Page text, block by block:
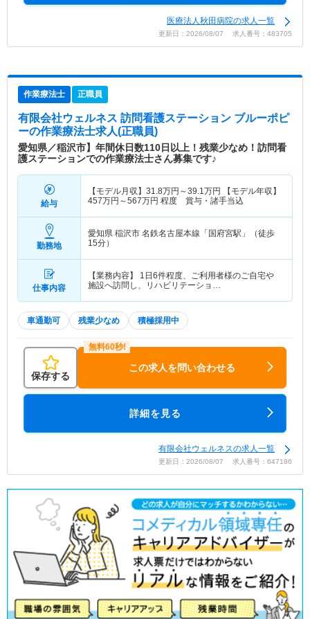
医療法人秋田病院の求人一覧
更新日：2026/08/07 求人番号：483705
作業療法士 正職員
有限会社ウェルネス 訪問看護ステーション ブルーポピ
ーの作業療法士求人(正職員)
愛知県／稲沢市】年間休日数110日以上！残業少なめ！訪問看
護ステーションでの作業療法士さん募集です♪
給与
【モデル月収】 31.8万円～39.1 万円 【モデル年収】
457万円～567万円 程度 賞与・諸手当込
勤務地
愛知県 稲沢市 名鉄名古屋本線「国府宮駅」（徒歩
15分）
仕事内容
【業務内容】 1日6件程度、ご利用者様のご自宅や
施設へ訪問し、リハビリテーショ…
車通勤可 残業少なめ 積極採用中
保存する
この求人を問い合わせる
詳細を見る
有限会社ウェルネスの求人一覧
更新日：2026/08/07 求人番号：647186